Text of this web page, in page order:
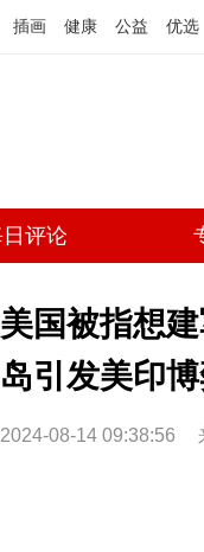
插画 健康 公益 优选
评论
美国被指想
岛引发美印博
2024-08-14 09:38:56